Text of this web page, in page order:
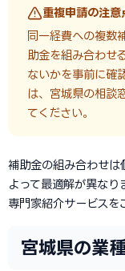
重複申請の注意
同一経費への複数
助金を組み合わせ
ないかを事前に確
は、宮城県の相談
てください。
補助金の組み合わせは
よって最適解が異なり
専門家紹介サービスを
宮城県の業